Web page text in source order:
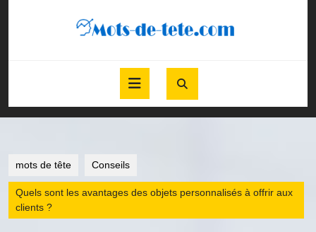
Open
Button
mots de tête Conseils
Quels sont les avantages des objets personnalisés à offrir aux
clients ?